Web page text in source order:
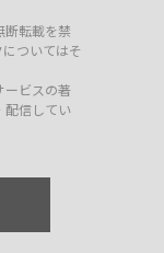
転載を禁
ついてはそ
ービスの著
配信してい